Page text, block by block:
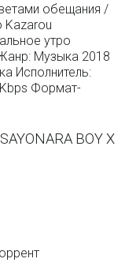
обещания /
Kazarou
утро
Музыка 2018
Исполнитель:
Kbps Формат-
BOY X